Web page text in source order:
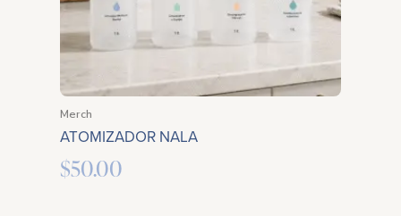
Merch
ATOMIZADOR NALA
$50.00